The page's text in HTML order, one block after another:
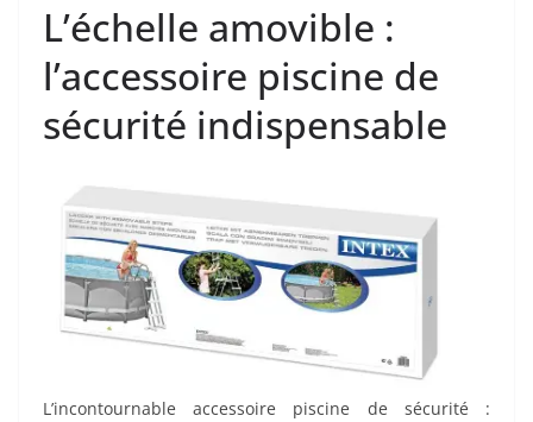
L’échelle amovible :
l’accessoire piscine de
sécurité indispensable
L’incontournable accessoire piscine de sécurité :